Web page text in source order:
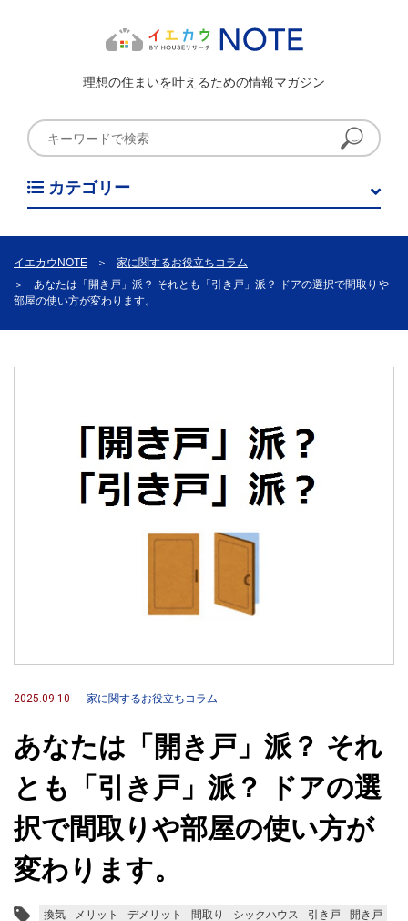
理想の住まいを叶えるための情報マガジン
カテゴリー
イエカウNOTE ＞
家に関するお役立ちコラム
＞
あなたは「開き戸」派？ それとも「引き戸」派？ ドアの選択で間取りや
部屋の使い方が変わります。
2025.09.10 家に関するお役立ちコラム
あなたは「開き戸」派？ それ
とも「引き戸」派？ ドアの選
択で間取りや部屋の使い方が
変わります。
換気 メリット デメリット 間取り シックハウス 引き戸
開き戸